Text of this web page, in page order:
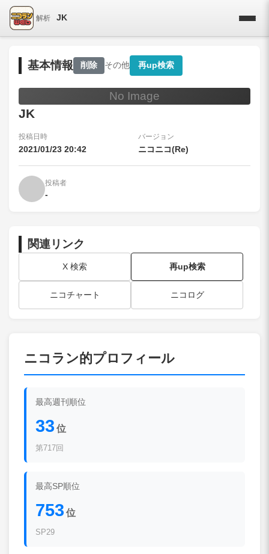
解析 JK
基本情報 削除 その他 再up検索
No Image
JK
投稿日時
2021/01/23 20:42
バージョン
ニコニコ(Re)
投稿者
-
関連リンク
X 検索 再up検索
ニコチャート ニコログ
ニコラン的プロフィール
最高週刊順位
33 位
第717回
最高SP順位
753 位
SP29